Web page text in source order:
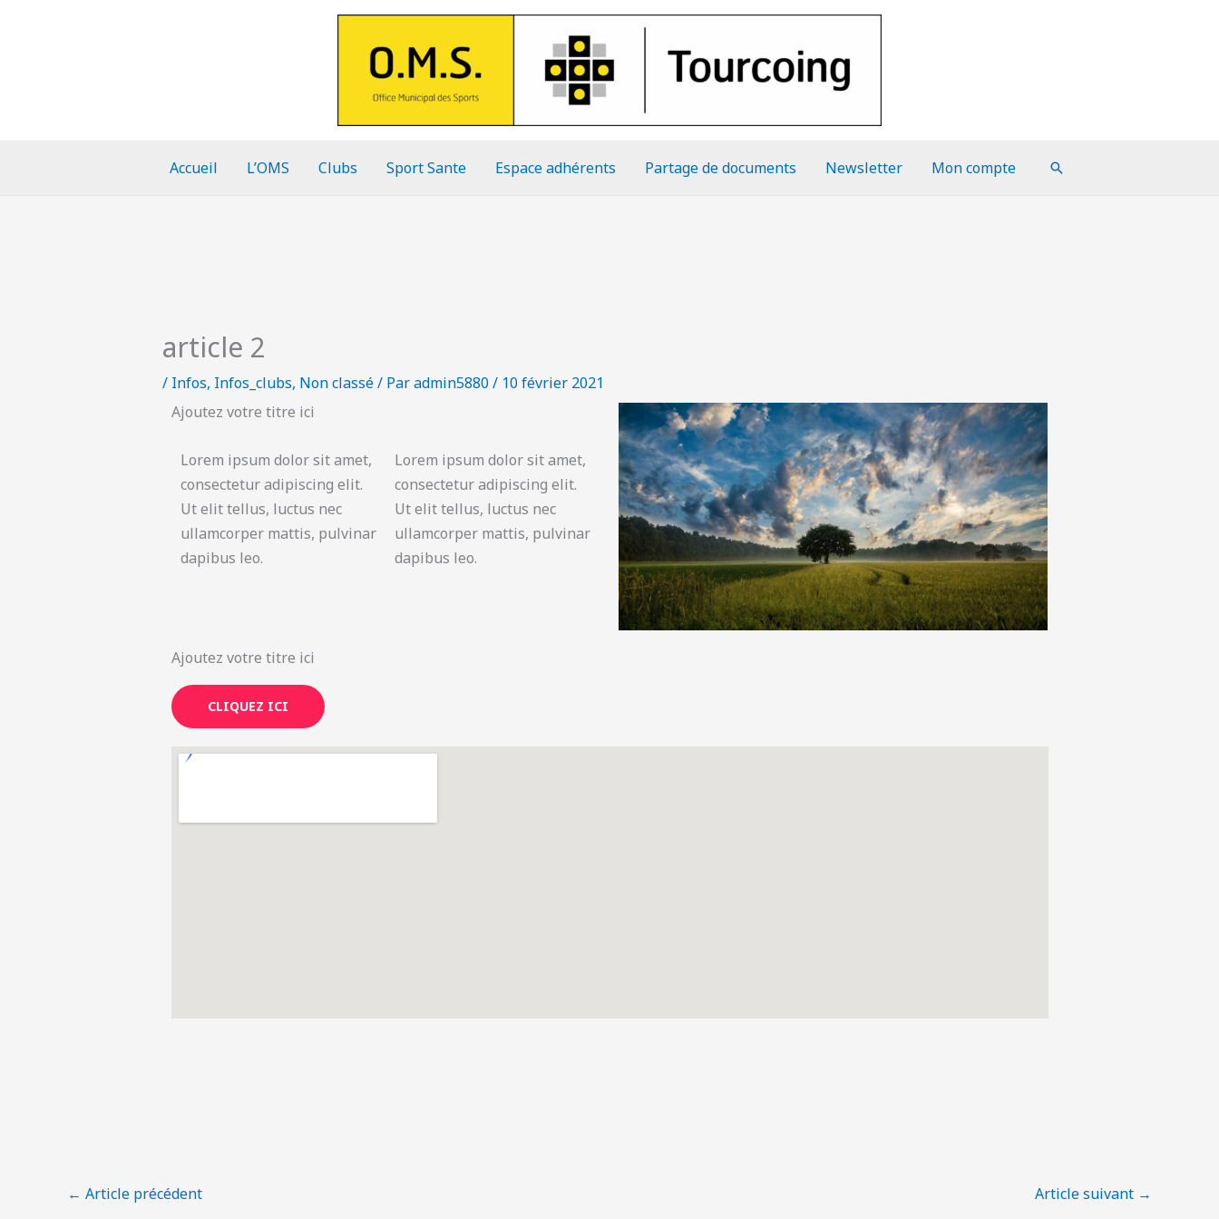
Accueil L’OMS Clubs Sport Sante Espace adhérents Partage de documents Newsletter Mon compte Rechercher
article 2
/ Infos, Infos_clubs, Non classé/ Paradmin5880/ 10 février 2021
Ajoutez votre titre ici
Lorem ipsum dolor sit amet,
consectetur adipiscing elit.
Ut elit tellus, luctus nec
ullamcorper mattis, pulvinar
dapibus leo.
Lorem ipsum dolor sit amet,
consectetur adipiscing elit.
Ut elit tellus, luctus nec
ullamcorper mattis, pulvinar
dapibus leo.
Ajoutez votre titre ici
CLIQUEZ ICI
← Article précédent Article suivant →